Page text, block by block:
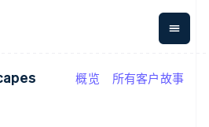
营收
资金管
平台
阶段 概览 所有客户故事